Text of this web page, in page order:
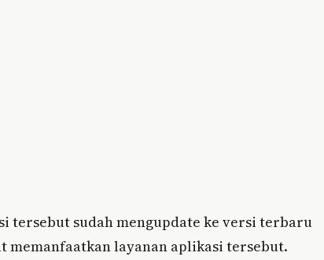
tersebut sudah mengupdate ke versi terbaru
memanfaatkan layanan aplikasi tersebut.